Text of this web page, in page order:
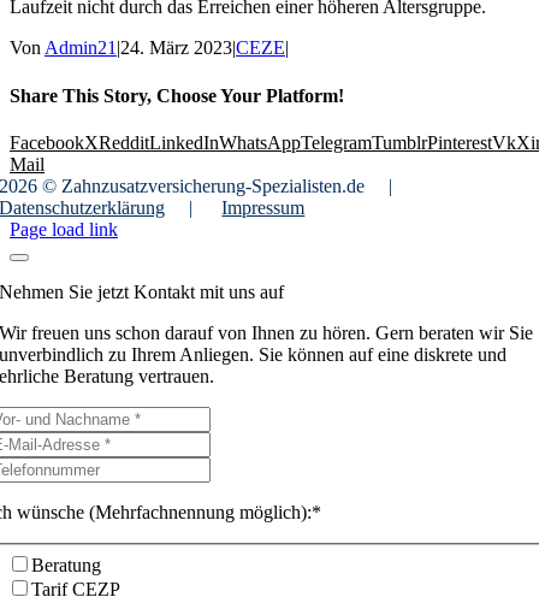
Laufzeit nicht durch das Erreichen einer höheren Altersgruppe.
VonAdmin21|24. März 2023|CEZE|
Share This Story, Choose Your Platform!
FacebookXRedditLinkedInWhatsAppTelegramTumblrPinterestVk
Mail
2026 © Zahnzusatzversicherung-Spezialisten.de
|
Datenschutzerklärung
|
Impressum
Page load link
Nehmen Sie jetzt Kontakt mit uns auf
Wir freuen uns schon darauf von Ihnen zu hören. Gern beraten wir Sie
unverbindlich zu Ihrem Anliegen. Sie können auf eine diskrete und
ehrliche Beratung vertrauen.
wünsche (Mehrfachnennung möglich):*
Beratung
Tarif CEZP